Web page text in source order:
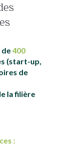
de400
(start-up,
de
la filière
: